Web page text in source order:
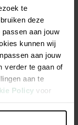
te
deze
aan jouw
kunnen wij
aan jouw
verder te gaan of
aan te
Policy voor
vermindert het
het water
(ammoniak, nitriet)
in de vijver
zich nog meer
voor de
het zuurstofgehalte
de opgestapelde
reststoffen